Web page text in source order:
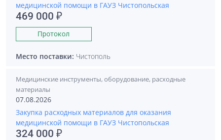
медицинской помощи в ГАУЗ Чистопольская
469 000 ₽
Протокол
Место поставки: Чистополь
Медицинские инструменты, оборудование, расходные
материалы
07.08.2026
Закупка расходных материалов для оказания
медицинской помощи в ГАУЗ Чистопольская
324 000 ₽